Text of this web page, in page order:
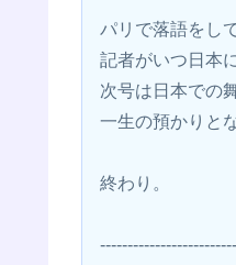
パリで落語をし
記者がいつ日本
次号は日本での
一生の預かりと
終わり。